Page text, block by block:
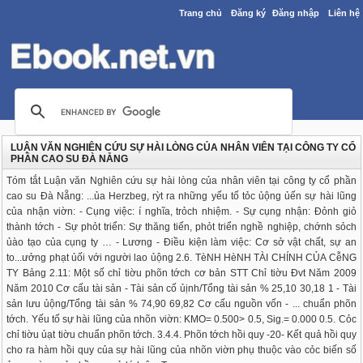
Trang chủ Đăng ký Đăng nhập Liên hệ
LUẬN VĂN NGHIÊN CỨU SỰ HÀI LÒNG CỦA NHÂN VIÊN TẠI CÔNG TY CỔ
PHẦN CAO SU ĐÀ NẴNG
Tóm tắt Luận văn Nghiên cứu sự hài lòng của nhân viên tại công ty cổ phần
cao su Đà Nẵng: ...ủa Herzbeg, rỳt ra những yếu tố tỏc ủộng ủến sự hài lũng
của nhận viờn: - Cụng việc: í nghĩa, trỏch nhiệm. - Sự cụng nhận: Đỏnh giỏ
thành tớch - Sự phỏt triển: Sự thăng tiến, phỏt triển nghề nghiệp, chớnh sỏch
ủào tạo của cụng ty … - Lương - Điều kiện làm việc: Cơ sở vật chất, sự an
to...ưởng phạt ủối với người lao ủộng 2.6. TèNH HèNH TÀI CHÍNH CỦA CễNG
TY Bảng 2.11: Một số chỉ tiờu phõn tớch cơ bản STT Chỉ tiờu Đvt Năm 2009
Năm 2010 Cơ cấu tài sản - Tài sản cố ủịnh/Tổng tài sản % 25,10 30,18 1 - Tài
sản lưu ủộng/Tổng tài sản % 74,90 69,82 Cơ cấu nguồn vốn - ... chuẩn phõn
tớch. Yếu tố sự hài lũng của nhõn viờn: KMO= 0.500> 0.5, Sig.= 0.000 0.5. Cỏc
chỉ tiờu ủạt tiờu chuẩn phõn tớch. 3.4.4. Phõn tớch hồi quy -20- Kết quả hồi quy
cho ra hàm hồi quy của sự hài lũng của nhõn viờn phụ thuộc vào cỏc biến số